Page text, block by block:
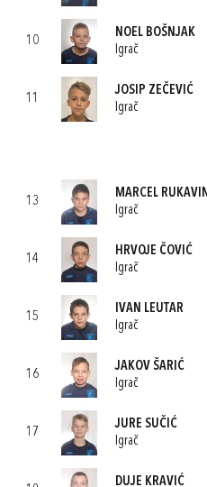
10
NOEL BOŠNJAK
Igrač
11
JOSIP ZEČEVIĆ
Igrač
13
MARCEL
Igrač
14
HRVOJE ČOVIĆ
Igrač
15
IVAN LEUTAR
Igrač
16
JAKOV ŠARIĆ
Igrač
17
JURE SUČIĆ
Igrač
DUJE KRAVIĆ